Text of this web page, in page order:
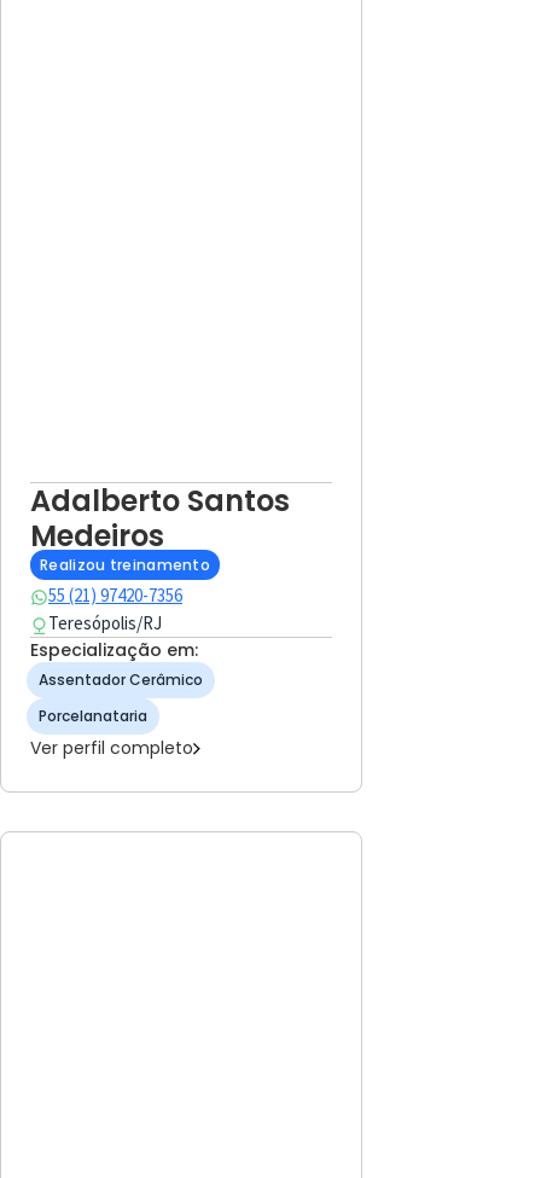
Adalberto Santos
Medeiros
Realizou treinamento
55 (21) 97420-7356
Teresópolis/RJ
Especialização em:
Assentador Cerâmico
Porcelanataria
Ver perfil completo